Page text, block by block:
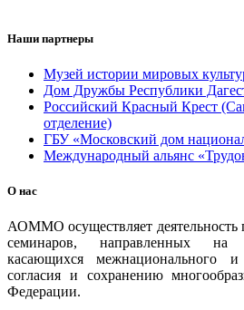
Наши партнеры
Музей истории мировых
Дом Дружбы Республики
Российский Красный Крест
отделение)
ГБУ «Московский дом
Международный альянс
О нас
АОММО осуществляет деятельность
семинаров, направленных на
касающихся межнационального и
согласия и сохранению
Федерации.